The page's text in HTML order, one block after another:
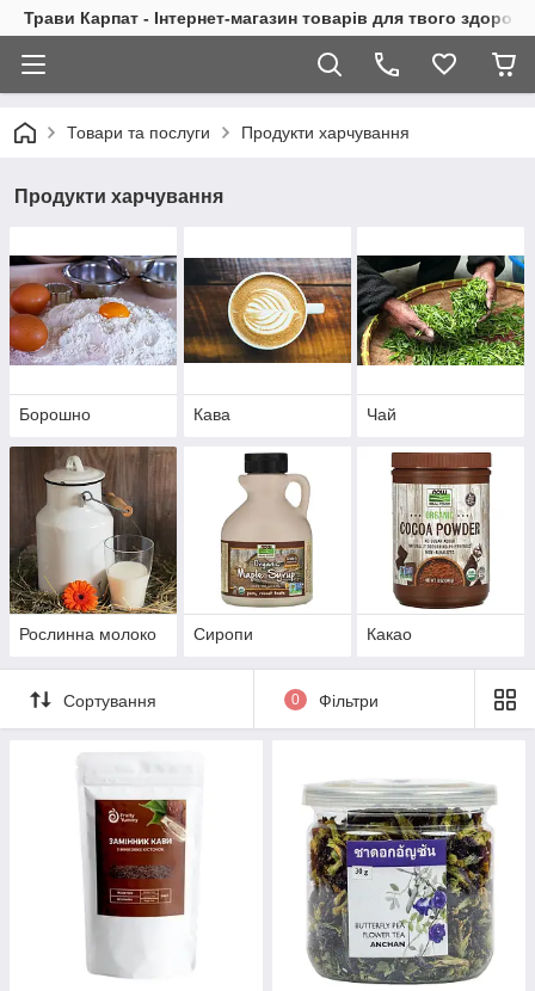
Трави Карпат - Інтернет-магазин товарів для твого
Товари та послуги Продукти харчування
Продукти харчування
Борошно Кава Чай
Рослинна молоко Сиропи Какао
Сортування 0 Фільтри